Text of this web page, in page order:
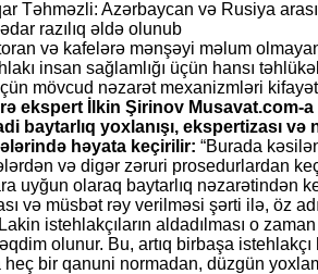
və kafelərə mənşəyi məlum
insan sağlamlığı üçün hansı
mövcud nəzarət mexanizmləri
ekspert İlkin Şirinov Musavat.com-a
baytarlıq yoxlanışı, ekspertizası və
həyata keçirilir: “Burada
və digər zəruri prosedurlardan
uyğun olaraq baytarlıq nəzarətindən
və müsbət rəy verilməsi şərti ilə, öz
istehlakçıların aldadılması o
olunur. Bu, artıq birbaşa istehlakçı
heç bir qanuni normadan, düzgün